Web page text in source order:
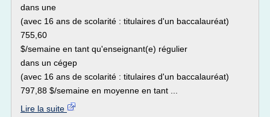
dans une
(avec 16 ans de scolarité : titulaires d'un baccalauréat)
755,60
$/semaine en tant qu'enseignant(e) régulier
dans un cégep
(avec 16 ans de scolarité : titulaires d'un baccalauréat)
797,88 $/semaine en moyenne en tant ...
Lire la suite